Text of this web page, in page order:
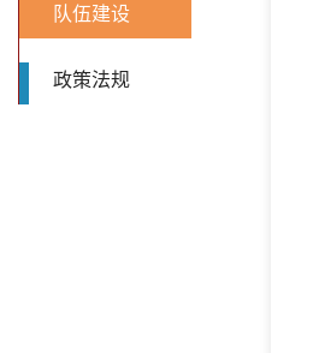
队伍建设
政策法规